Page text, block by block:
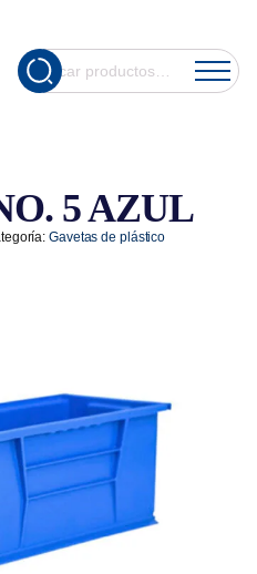
Buscar
por:
Cuando hay
5 AZUL
Gavetas de plástico